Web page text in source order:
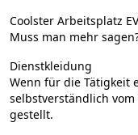
Coolster Arbeitsplatz
Muss man mehr
Dienstkleidung
Wenn für die Tätigkeit
selbstverständlich
gestellt.